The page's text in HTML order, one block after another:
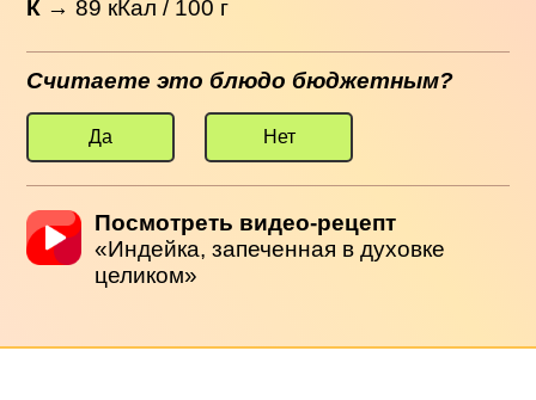
К →89 кКал / 100 г
Считаете это блюдо бюджетным?
Да Нет
Посмотреть видео-рецепт
«Индейка, запеченная в духовке
целиком»